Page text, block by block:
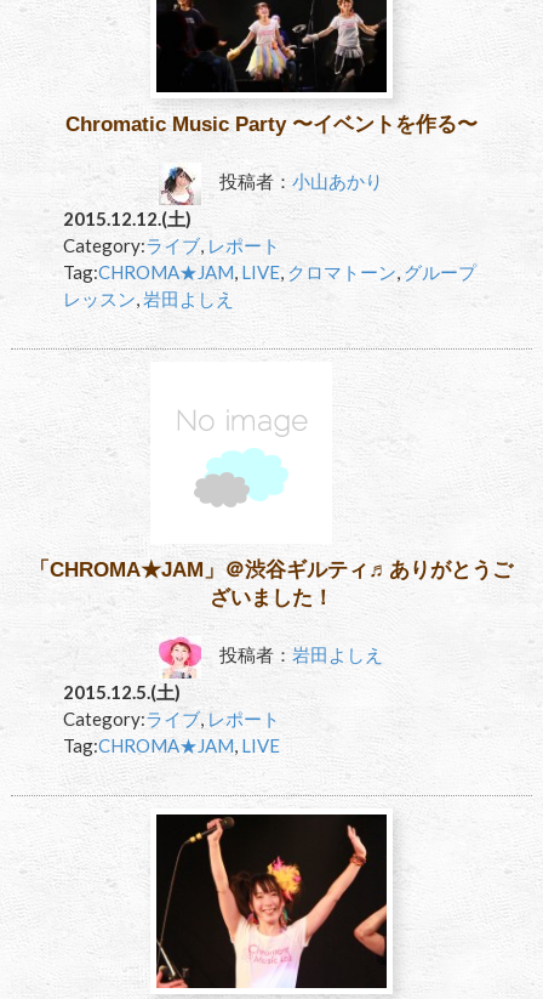
Chromatic Music Party 〜イベントを作る〜
投稿者：小山あかり
2015.12.12.(土)
Category:ライブ, レポート
Tag:CHROMA★JAM, LIVE, クロマトーン, グループ
レッスン,岩田よしえ
「CHROMA★JAM」＠渋谷ギルティ♬ありがとうご
ざいました！
投稿者：岩田よしえ
2015.12.5.(土)
Category:ライブ,レポート
Tag:CHROMA★JAM, LIVE